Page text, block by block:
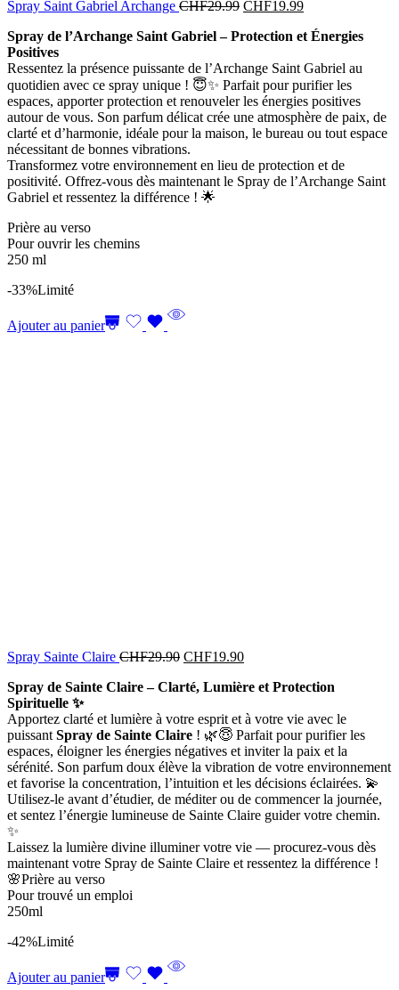
Spray Saint Gabriel Archange CHF29.99 CHF19.99
Spray de l’Archange Saint Gabriel – Protection et Énergies
Positives
Ressentez la présence puissante de l’Archange Saint Gabriel au
quotidien avec ce spray unique ! 😇✨ Parfait pour purifier les
espaces, apporter protection et renouveler les énergies positives
autour de vous. Son parfum délicat crée une atmosphère de paix, de
clarté et d’harmonie, idéale pour la maison, le bureau ou tout espace
nécessitant de bonnes vibrations.
Transformez votre environnement en lieu de protection et de
positivité. Offrez-vous dès maintenant le Spray de l’Archange Saint
Gabriel et ressentez la différence ! 🌟
Prière au verso
Pour ouvrir les chemins
250 ml
-33%Limité
Ajouter au panier
Spray Sainte Claire CHF29.90 CHF19.90
Spray de Sainte Claire – Clarté, Lumière et Protection
Spirituelle ✨
Apportez clarté et lumière à votre esprit et à votre vie avec le
puissant Spray de Sainte Claire ! 🌿😇 Parfait pour purifier les
espaces, éloigner les énergies négatives et inviter la paix et la
sérénité. Son parfum doux élève la vibration de votre environnement
et favorise la concentration, l’intuition et les décisions éclairées. 💫
Utilisez-le avant d’étudier, de méditer ou de commencer la journée,
et sentez l’énergie lumineuse de Sainte Claire guider votre chemin.
✨
Laissez la lumière divine illuminer votre vie — procurez-vous dès
maintenant votre Spray de Sainte Claire et ressentez la différence !
🌸Prière au verso
Pour trouvé un emploi
250ml
-42%Limité
Ajouter au panier